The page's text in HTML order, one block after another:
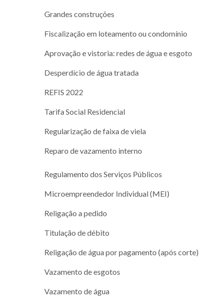
Grandes construções
Fiscalização em loteamento ou condomínio
Aprovação e vistoria: redes de água e esgoto
Desperdício de água tratada
REFIS 2022
Tarifa Social Residencial
Regularização de faixa de viela
Reparo de vazamento interno
Regulamento dos Serviços Públicos
Microempreendedor Individual (MEI)
Religação a pedido
Titulação de débito
Religação de água por pagamento (após corte)
Vazamento de esgotos
Vazamento de água